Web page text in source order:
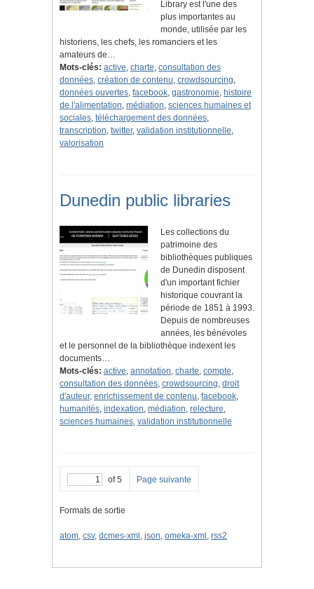
Library est l'une des
plus importantes au
monde, utilisée par les
historiens, les chefs, les romanciers et les
amateurs de…
Mots-clés: active, charte, consultation des
données, création de contenu, crowdsourcing,
données ouvertes, facebook, gastronomie, histoire
de l'alimentation, médiation, sciences humaines et
sociales, téléchargement des données,
transcription, twitter, validation institutionnelle,
valorisation
Dunedin public libraries
Les collections du
patrimoine des
bibliothèques publiques
de Dunedin disposent
d'un important fichier
historique couvrant la
période de 1851 à 1993.
Depuis de nombreuses
années, les bénévoles
et le personnel de la bibliothèque indexent les
documents…
Mots-clés: active, annotation, charte, compte,
consultation des données, crowdsourcing, droit
d'auteur, enrichissement de contenu, facebook,
humanités, indexation, médiation, relecture,
sciences humaines, validation institutionnelle
of 5 Page suivante
Formats de sortie
atom, csv, dcmes-xml , json, omeka-xml , rss2